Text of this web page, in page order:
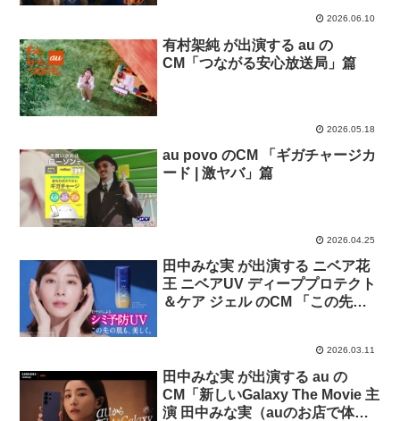
2026.06.10
有村架純 が出演する au の
CM「つながる安心放送局」篇
2026.05.18
au povo のCM 「ギガチャージカ
ード | 激ヤバ」篇
2026.04.25
田中みな実 が出演する ニベア花
王 ニベアUV ディーププロテクト
＆ケア ジェル のCM 「この先の
2026.03.11
田中みな実 が出演する au の
CM「新しいGalaxy The Movie 主
演 田中みな実（auのお店で体